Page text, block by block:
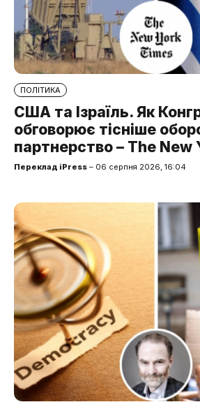
ПОЛІТИКА
США та Ізраїль. Як
обговорює тісніше
партнерство – The New
Переклад iPress – 06 серпня 2026, 16:04